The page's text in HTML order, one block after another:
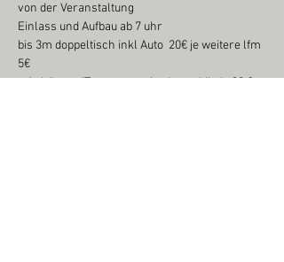
von der Veranstaltung
Einlass und Aufbau ab 7 uhr
bis 3m doppeltisch inkl Auto  20€ je weitere lfm
5€
+Anhänger/Transporter/wohnmobil ab  30 €